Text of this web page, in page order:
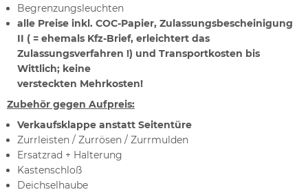
Begrenzungsleuchten
alle Preise inkl. COC-Papier, Zulassungsbescheinigung
II ( = ehemals Kfz-Brief, erleichtert das
Zulassungsverfahren !) und Transportkosten bis
Wittlich; keine
versteckten Mehrkosten!
Zubehör gegen Aufpreis:
Verkaufsklappe anstatt Seitentüre
Zurrleisten / Zurrösen / Zurrmulden
Ersatzrad + Halterung
Kastenschloß
Deichselhaube